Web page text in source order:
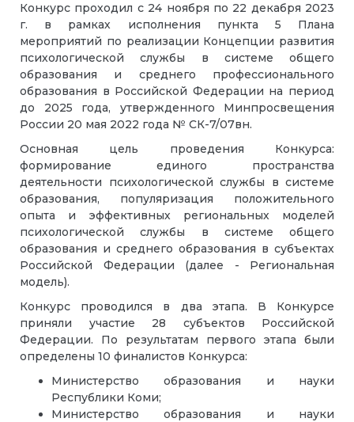
Конкурс проходил с 24 ноября по 22 декабря 2023
г. в рамках исполнения пункта 5 Плана
мероприятий по реализации Концепции развития
психологической службы в системе общего
образования и среднего профессионального
образования в Российской Федерации на период
до 2025 года, утвержденного Минпросвещения
России 20 мая 2022 года № СК-7/07вн.
Основная цель проведения Конкурса:
формирование единого пространства
деятельности психологической службы в системе
образования, популяризация положительного
опыта и эффективных региональных моделей
психологической службы в системе общего
образования и среднего образования в субъектах
Российской Федерации (далее - Региональная
модель).
Конкурс проводился в два этапа. В Конкурсе
приняли участие 28 субъектов Российской
Федерации. По результатам первого этапа были
определены 10 финалистов Конкурса:
Министерство образования и науки
Республики Коми;
Министерство образования и науки